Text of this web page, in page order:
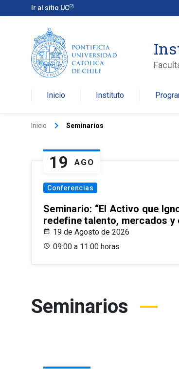
Ir al sitio UC
Inicio Instituto
Inicio keyboard_arrow_right Seminarios
19 AGO
Conferencias
Seminario: “El Activo que
redefine talento, mercados y
19 de Agosto de 2026
09:00 a 11:00 horas
Seminarios